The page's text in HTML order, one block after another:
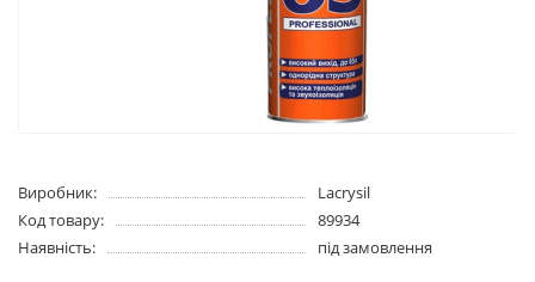
Виробник:
Lacrysil
Код товару:
89934
Наявність:
під замовлення